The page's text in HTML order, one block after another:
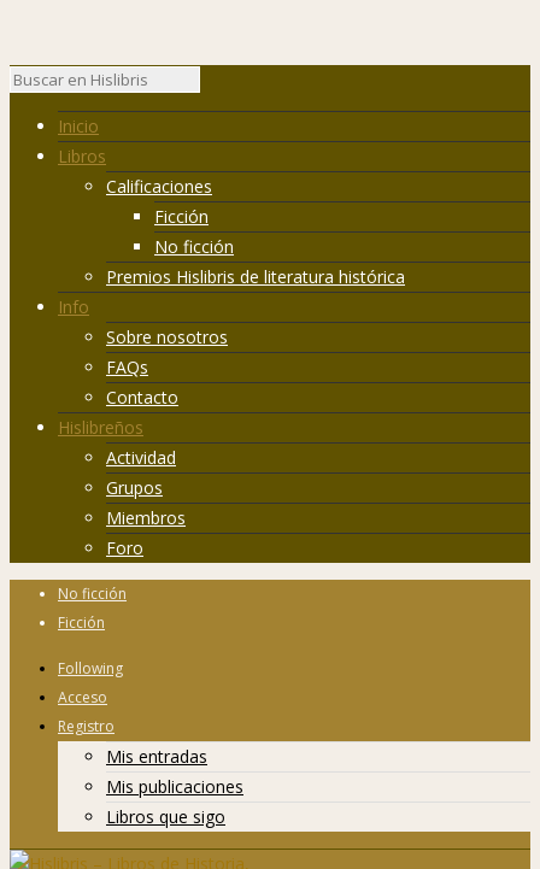
Inicio
Libros
Calificaciones
Ficción
No ficción
Premios Hislibris de literatura histórica
Info
Sobre nosotros
FAQs
Contacto
Hislibreños
Actividad
Grupos
Miembros
Foro
No ficción
Ficción
Following
Acceso
Registro
Mis entradas
Mis publicaciones
Libros que sigo